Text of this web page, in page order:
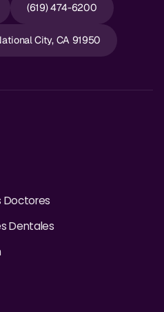
(619) 474-6200
City, CA 91950
Doctores
Dentales